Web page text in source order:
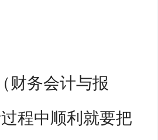
务会计与报
程中顺利就要把